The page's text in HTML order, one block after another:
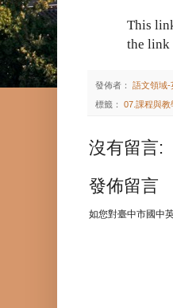
This
the link
發佈者： 語文領域-
標籤： 07.課程與教
沒有留言:
發佈留言
如您對臺中市國中